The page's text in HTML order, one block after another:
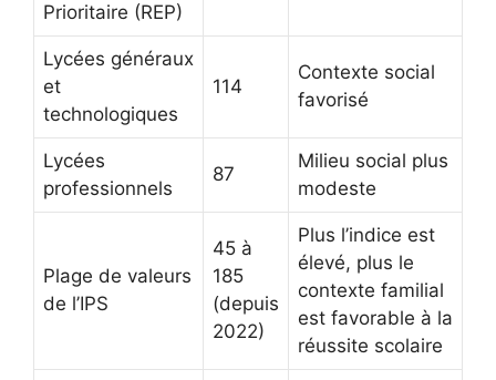
Prioritaire (REP)
Lycées généraux
et
technologiques
114
Contexte social
favorisé
Lycées
professionnels
87
Milieu social plus
modeste
Plage de valeurs
de l’IPS
45 à
185
(depuis
2022)
Plus l’indice est
élevé, plus le
contexte familial
est favorable à la
réussite scolaire